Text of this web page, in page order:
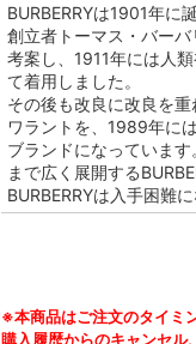
BURBERRYは1901年に
創立者トーマス・バー
考案し、1911年には人
て着用しました。
その後も改良に改良を
ワラントを、1989年に
ブランドになっていま
まで広く展開する
BURBERRYは入手困難に
※本商品はご注文のタイミ
購入履歴からのキャンセル